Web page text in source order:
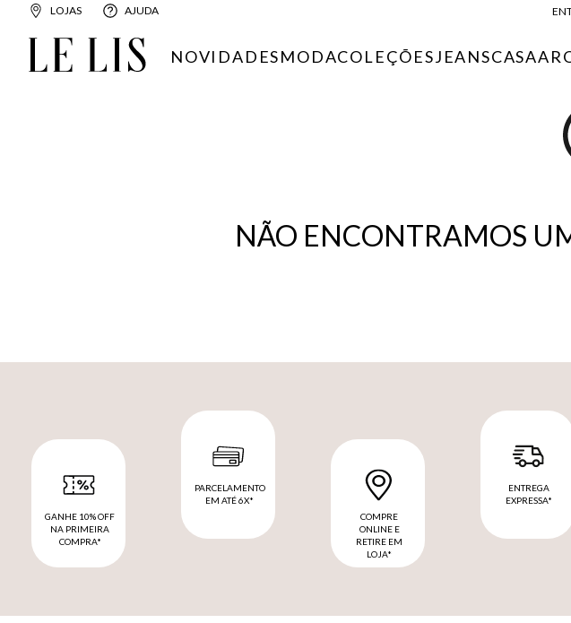
LOJAS AJUDA
NOVIDADESMODACOLEÇÕESJEANSCASA
NÃO ENCONTRAMOS
GANHE 10% OFF
NA PRIMEIRA
COMPRA*
PARCELAMENTO
EM ATÉ 6X*
COMPRE
ONLINE E
RETIRE EM
LOJA*
ENTREGA
EXPRESSA*